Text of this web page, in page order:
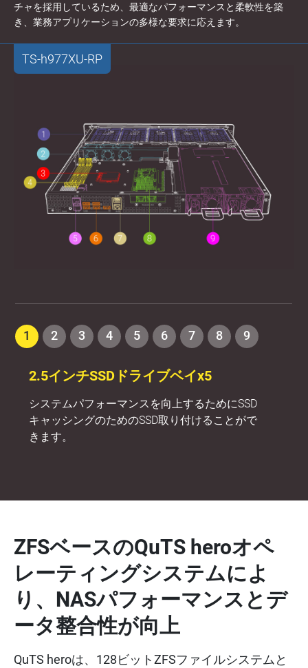
チャを採用しているため、最適なパフォーマンスと柔軟性を築
き、業務アプリケーションの多様な要求に応えます。
TS-h977XU-RP
1 2 3 4 5 6 7 8 9
2.5インチSSDドライブベイx5
システムパフォーマンスを向上するためにSSD
キャッシングのためのSSD取り付けることがで
きます。
ZFSベースのQuTS heroオペ
レーティングシステムによ
り、NASパフォーマンスとデ
ータ整合性が向上
QuTS heroは、128ビットZFSファイルシステムと